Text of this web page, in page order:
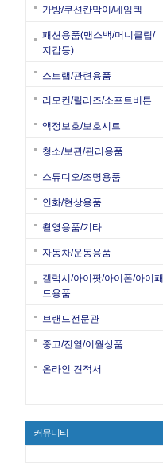
가방/쿠션칸막이/네임텍
패션용품(맨스백/머니클립/
지갑등)
스트랩/관련용품
리모컨/릴리즈/소프트버튼
액정보호/보호시트
청소/보관/관리용품
스튜디오/조명용품
인화/현상용품
촬영용품/기타
자동차/운동용품
갤럭시/아이팟/아이폰/아이패
드용품
브랜드전문관
중고/진열/이월상품
온라인 견적서
커뮤니티